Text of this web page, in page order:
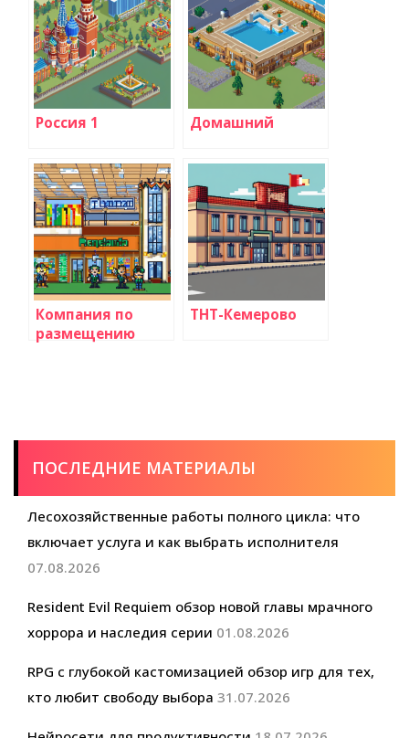
Россия 1 Домашний
Компания по
размещению
ТНТ-Кемерово
ПОСЛЕДНИЕ МАТЕРИАЛЫ
Лесохозяйственные работы полного цикла: что
включает услуга и как выбрать исполнителя
07.08.2026
Resident Evil Requiem обзор новой главы мрачного
хоррора и наследия серии 01.08.2026
RPG с глубокой кастомизацией обзор игр для тех,
кто любит свободу выбора 31.07.2026